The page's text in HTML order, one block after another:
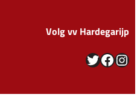
Volg vv Hardegarijp
Twitter Facebook Instagram